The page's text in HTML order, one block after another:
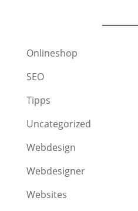
Onlineshop
SEO
Tipps
Uncategorized
Webdesign
Webdesigner
Websites